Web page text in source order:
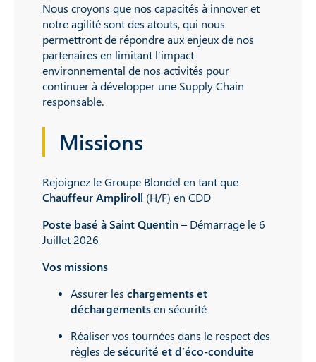
Nous croyons que nos capacités à innover et
notre agilité sont des atouts, qui nous
permettront de répondre aux enjeux de nos
partenaires en limitant l’impact
environnemental de nos activités pour
continuer à développer une Supply Chain
responsable.
Missions
Rejoignez le Groupe Blondel en tant que
Chauffeur Ampliroll (H/F) en CDD
Poste basé à Saint Quentin– Démarrage le 6
Juillet 2026
Vos missions
Assurer les chargements et
déchargementsen sécurité
Réaliser vos tournées dans le respect des
règles desécurité et d’éco-conduite